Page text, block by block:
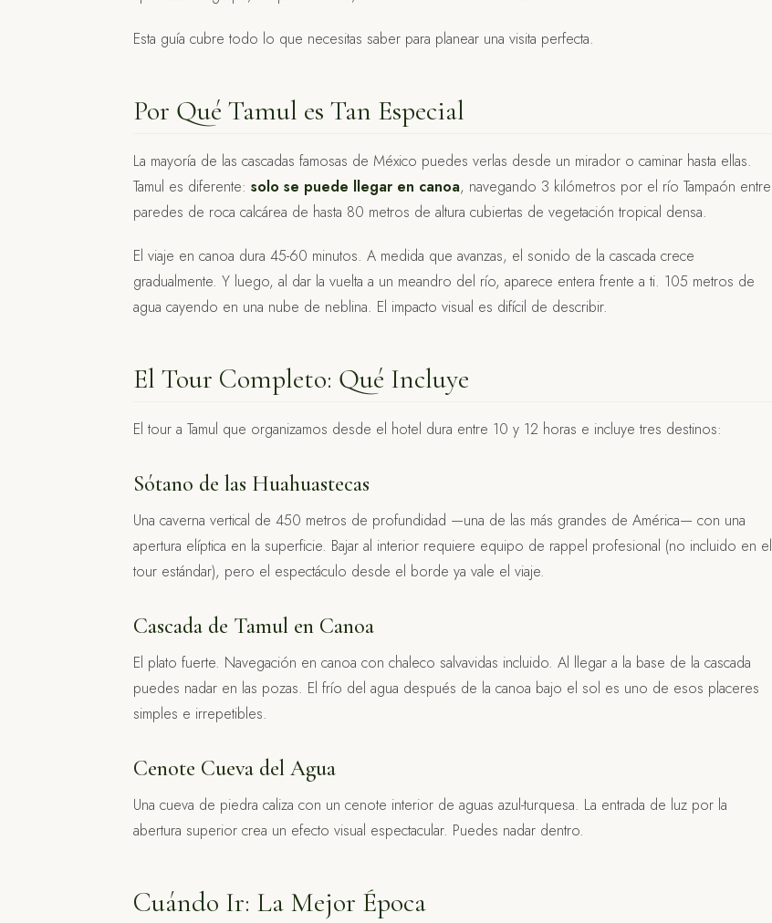
Esta guía cubre todo lo que necesitas saber para planear una visita perfecta.
Por Qué Tamul es Tan Especial
La mayoría de las cascadas famosas de México puedes verlas desde un mirador o caminar hasta ellas.
Tamul es diferente: solo se puede llegar en canoa, navegando 3 kilómetros por el río Tampaón entre
paredes de roca calcárea de hasta 80 metros de altura cubiertas de vegetación tropical densa.
El viaje en canoa dura 45-60 minutos. A medida que avanzas, el sonido de la cascada crece
gradualmente. Y luego, al dar la vuelta a un meandro del río, aparece entera frente a ti. 105 metros de
agua cayendo en una nube de neblina. El impacto visual es difícil de describir.
El Tour Completo: Qué Incluye
El tour a Tamul que organizamos desde el hotel dura entre 10 y 12 horas e incluye tres destinos:
Sótano de las Huahuastecas
Una caverna vertical de 450 metros de profundidad —una de las más grandes de América— con una
apertura elíptica en la superficie. Bajar al interior requiere equipo de rappel profesional (no incluido en el
tour estándar), pero el espectáculo desde el borde ya vale el viaje.
Cascada de Tamul en Canoa
El plato fuerte. Navegación en canoa con chaleco salvavidas incluido. Al llegar a la base de la cascada
puedes nadar en las pozas. El frío del agua después de la canoa bajo el sol es uno de esos placeres
simples e irrepetibles.
Cenote Cueva del Agua
Una cueva de piedra caliza con un cenote interior de aguas azul-turquesa. La entrada de luz por la
abertura superior crea un efecto visual espectacular. Puedes nadar dentro.
Cuándo Ir: La Mejor Época